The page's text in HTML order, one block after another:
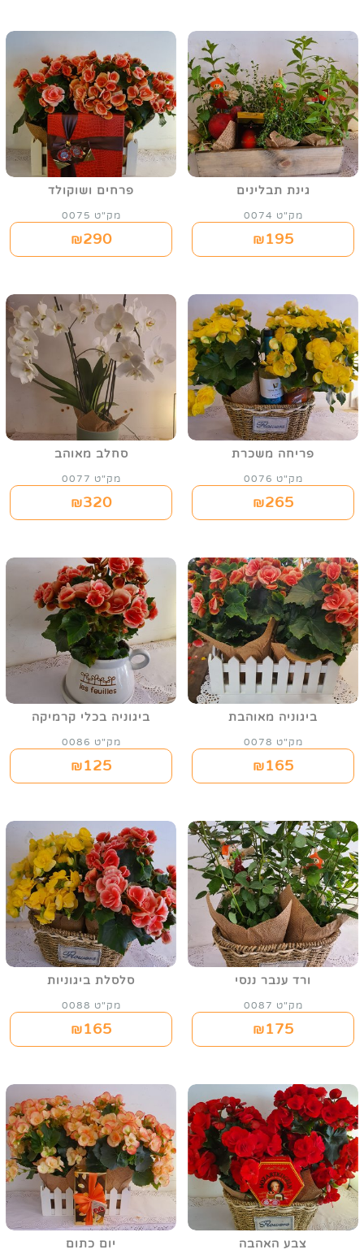
גינת תבלינים
מק"ט 0074
₪195
פרחים ושוקולד
מק"ט 0075
₪290
פריחה משכרת
מק"ט 0076
₪265
סחלב מאוהב
מק"ט 0077
₪320
ביגוניה מאוהבת
מק"ט 0078
₪165
ביגוניה בכלי קרמיקה
מק"ט 0086
₪125
ורד ענבר ננסי
מק"ט 0087
₪175
סלסלת ביגוניות
מק"ט 0088
₪165
צבע האהבה יום כתום